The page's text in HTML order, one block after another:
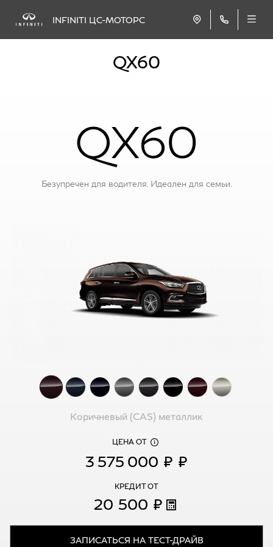
INFINITI ЦС-МОТОРС
QX60
ЦЕНА ОТ
3 575 000 ₽ ₽
КРЕДИТ ОТ
20 500 ₽
ЗАПИСАТЬСЯ НА ТЕСТ-ДРАЙВ
Коричневый (CAS) металлик
QX60
Безупречен для водителя. Идеален для семьи.